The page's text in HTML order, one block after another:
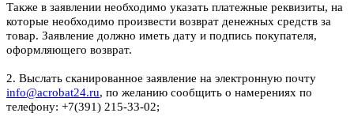
Также в заявлении необходимо указать платежные реквизиты, на
которые необходимо произвести возврат денежных средств за
товар. Заявление должно иметь дату и подпись покупателя,
оформляющего возврат.
2. Выслать сканированное заявление на электронную почту
info@acrobat24.ru, по желанию сообщить о намерениях по
телефону: +7(391) 215-33-02;